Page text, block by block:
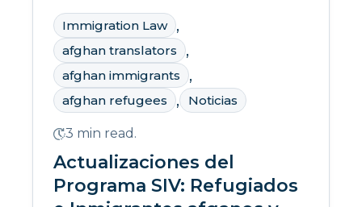
Immigration Law ,
afghan translators ,
afghan immigrants ,
afghan refugees , Noticias
3 min read.
Actualizaciones del
Programa SIV: Refugiados